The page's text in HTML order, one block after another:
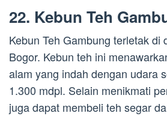
22. Kebun Teh
Kebun Teh Gambung terletak di
Bogor. Kebun teh ini
alam yang indah dengan udara
1.300 mdpl. Selain menikmati
juga dapat membeli teh segar